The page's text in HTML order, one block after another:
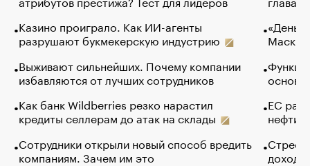
Казино проиграло. Как ИИ-агенты
разрушают букмекерскую индустрию
Выживают сильнейших. Почему компании
избавляются от лучших сотрудников
Как банк Wildberries резко нарастил
кредиты селлерам до атак на склады
Сотрудники открыли новый способ вредить
компаниям. Зачем им это
Маск в
основ
ЕС
нефти